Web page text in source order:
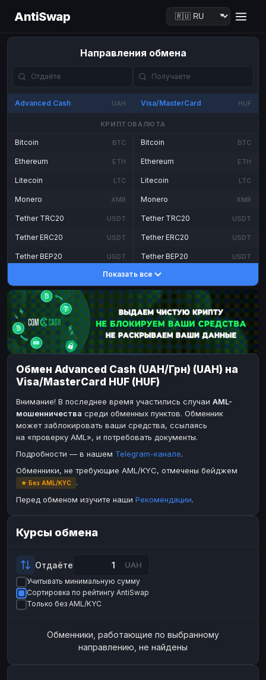
AntiSwap
Направления обмена
Advanced Cash UAH Visa/MasterCard HUF
КРИПТОВАЛЮТА
Bitcoin BTC
Ethereum ETH
Litecoin LTC
Monero XMR
Tether TRC20 USDT
Tether ERC20 USDT
Tether BEP20 USDT
DASH
Toncoin TON
Dogecoin DOGE
TRX TRON
Bitcoin Cash BCH
BinanceCoin BEP20
Ether Classic
SOL
Ripple XRP
Bitcoin BTC
Ethereum ETH
Litecoin LTC
Monero XMR
Tether TRC20 USDT
Tether ERC20 USDT
Tether BEP20 USDT
DASH
Toncoin TON
Dogecoin DOGE
TRX TRON
Bitcoin Cash BCH
BinanceCoin BEP20
Ether Classic
Ripple
Paxum USD
Perfect Money
Payoneer USD
ЮMoney RUB
Paxum
Payoneer
ЮMoney
БАЛАНСЫ КРИПТОБИРЖ
Binance
RUB СБЕР
Показать все
Обмен Advanced Cash (UAH/Грн) (UAH) на
Visa/MasterCard HUF (HUF)
Внимание! В последнее время участились случаи AML-
мошенничества среди обменных пунктов. Обменник
может заблокировать ваши средства, ссылаясь
на «проверку AML», и потребовать документы.
Подробности — в нашем Telegram-канале.
Обменники, не требующие AML/KYC, отмечены бейджем
★ Без AML/KYC
.
Перед обменом изучите наши Рекомендации.
Курсы обмена
Отдаёте UAH
Учитывать минимальную сумму
Сортировка по рейтингу AntiSwap
Только без AML/KYC
Обменники, работающие по выбранному
направлению, не найдены